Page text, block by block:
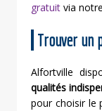
gratuit via
Trouver un
Alfortville
qualités
pour choisir le